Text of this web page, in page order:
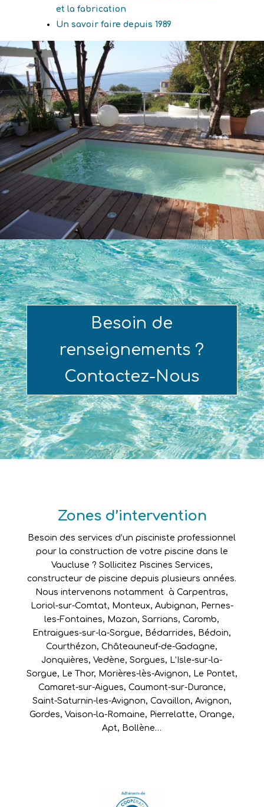
et la fabrication
Un savoir faire depuis 1989
Besoin de
renseignements ?
Contactez-Nous
Zones d’intervention
Besoin des services d’un pisciniste professionnel
pour la construction de votre piscine dans le
Vaucluse ? Sollicitez Piscines Services,
constructeur de piscine depuis plusieurs années.
Nous intervenons notamment àCarpentras,
Loriol-sur-Comtat, Monteux, Aubignan, Pernes-
les-Fontaines, Mazan,Sarrians,Caromb,
Entraigues-sur-la-Sorgue, Bédarrides, Bédoin,
Courthézon,Châteauneuf-de-Gadagne,
Jonquières,Vedène,Sorgues, L’Isle-sur-la-
Sorgue, Le Thor, Morières-lès-Avignon, Le Pontet,
Camaret-sur-Aigues, Caumont-sur-Durance,
Saint-Saturnin-les-Avignon, Cavaillon, Avignon,
Gordes, Vaison-la-Romaine, Pierrelatte, Orange,
Apt, Bollène…